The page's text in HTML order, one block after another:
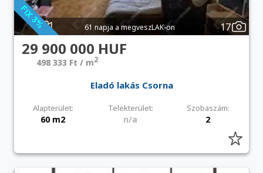
61 napja a megveszLAK-on 17
29 900 000 HUF
498 333 Ft / m2
Eladó lakás Csorna
Alapterület: Telekterület: Szobaszám:
60 m2 n/a 2